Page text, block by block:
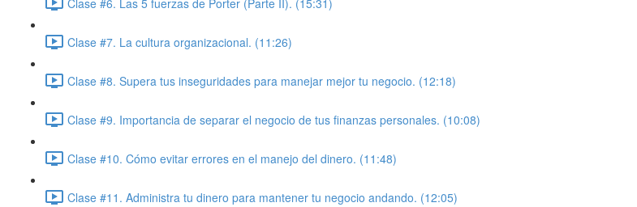
Clase #7. La cultura organizacional. (11:26)
Clase #8. Supera tus inseguridades para manejar mejor tu negocio. (12:18)
Clase #9. Importancia de separar el negocio de tus finanzas personales. (10:08)
Clase #10. Cómo evitar errores en el manejo del dinero. (11:48)
Clase #11. Administra tu dinero para mantener tu negocio andando. (12:05)